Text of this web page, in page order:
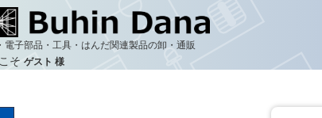
電子部品・工具・はんだ関連製品の卸・通販
そ ゲスト 様